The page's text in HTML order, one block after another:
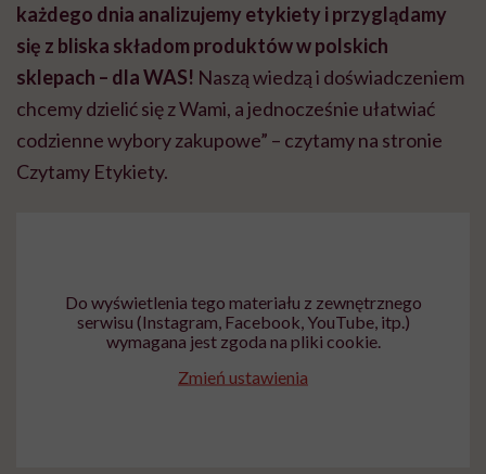
każdego dnia analizujemy etykiety i przyglądamy
się z bliska składom produktów w polskich
sklepach – dla WAS! Naszą wiedzą i doświadczeniem
chcemy dzielić się z Wami, a jednocześnie ułatwiać
codzienne wybory zakupowe” – czytamy na stronie
Czytamy Etykiety.
Do wyświetlenia tego materiału z zewnętrznego
serwisu (Instagram, Facebook, YouTube, itp.)
wymagana jest zgoda na pliki cookie.
Zmień ustawienia